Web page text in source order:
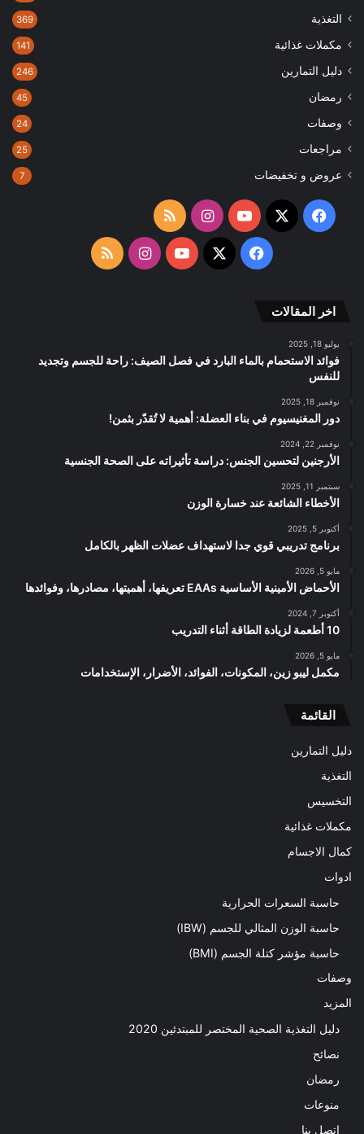
التغذية 369
مكملات غذائية 141
دليل التمارين 246
رمضان 45
وصفات 24
مراجعات 25
عروض و تخفيضات 7
فيسبوك
‫X
‫YouTubeانستقرامملخص
الموقع
فيسبوك
‫X
‫YouTubeانستقرامملخص
اخر المقالات
يوليو 18, 2025
فوائد الاستحمام بالماء البارد في فصل الصيف: راحة للجسم وتجديد
للنفس
نوفمبر 18, 2025
دور المغنيسيوم في بناء العضلة: أهمية لا تُقدّر بثمن!
نوفمبر 22, 2024
الأرجنين لتحسين الجنس: دراسة تأثيراته على الصحة الجنسية
سبتمبر 11, 2025
الأخطاء الشائعة عند خسارة الوزن
أكتوبر 5, 2025
برنامج تدريبي قوي جدا لاستهداف عضلات الظهر بالكامل
مايو 5, 2026
الأحماض الأمينية الأساسية EAAs تعريفها، أهميتها، مصادرها، وفوائدها
أكتوبر 7, 2024
10 أطعمة لزيادة الطاقة أثناء التدريب
مايو 5, 2026
مكمل ليبو زين، المكونات، الفوائد، الأضرار، الإستخدامات
القائمة
دليل التمارين
التغذية
التخسيس
مكملات غذائية
كمال الاجسام
ادوات
حاسبة السعرات الحرارية
حاسبة الوزن المثالي للجسم (IBW)
حاسبة مؤشر كتلة الجسم (BMI)
وصفات
المزيد
دليل التغذية الصحية المختصر للمبتدئين 2020​
نصائح
رمضان
منوعات
اتصل بنا